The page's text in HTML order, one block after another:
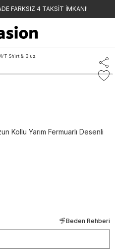
FARKSIZ 4 TAKSİT İMKANI!
/ T-Shirt & Bluz
Kollu Yarım Fermuarlı Desenli
Beden Rehberi